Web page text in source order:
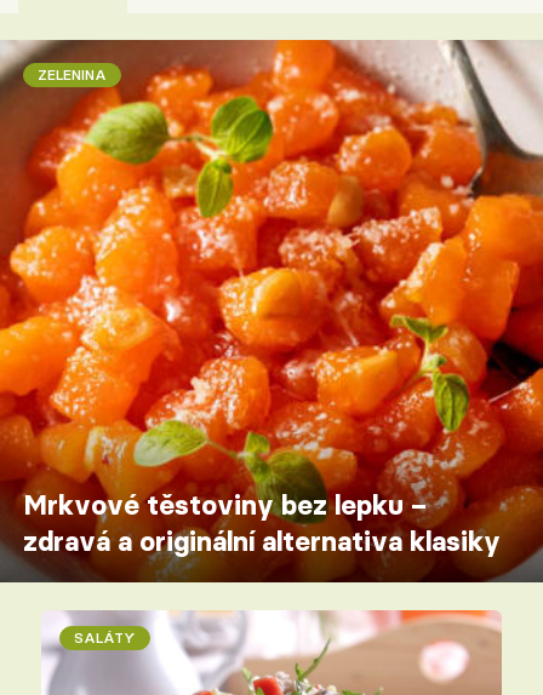
ZELENINA
Mrkvové těstoviny bez lepku –
zdravá a originální alternativa klasiky
SALÁTY